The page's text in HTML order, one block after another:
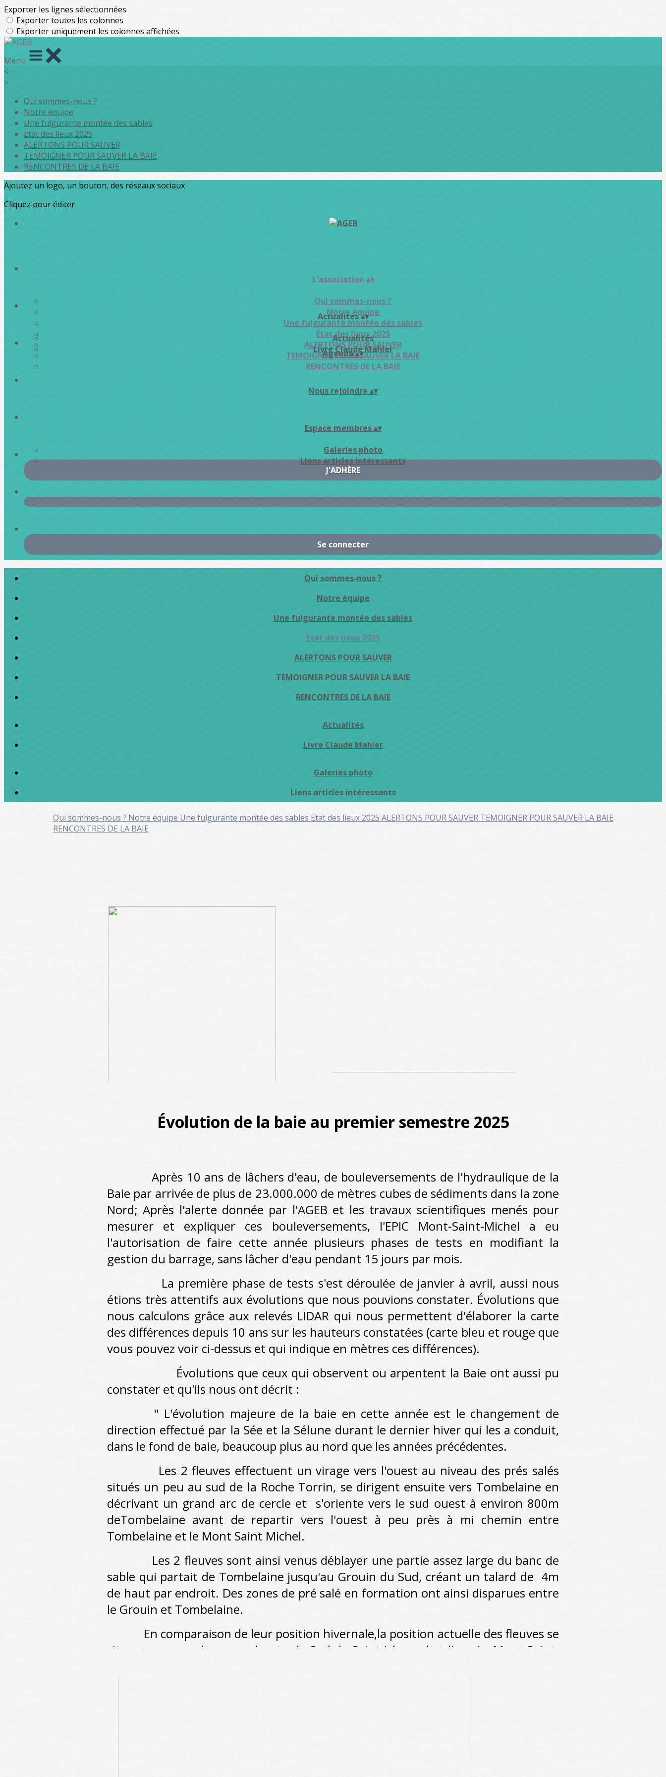
Exporter les lignes sélectionnées
Exporter toutes les colonnes
Exporter uniquement les colonnes affichées
Menu
<
>
Qui sommes-nous ?
Notre équipe
Une fulgurante montée des sables
Etat des lieux 2025
ALERTONS POUR SAUVER
TEMOIGNER POUR SAUVER LA BAIE
RENCONTRES DE LA BAIE
Ajoutez un logo, un bouton, des réseaux sociaux
Cliquez pour éditer
L'association ▴▾
Qui sommes-nous ?
Notre équipe
Une fulgurante montée des sables
Etat des lieux 2025
ALERTONS POUR SAUVER
TEMOIGNER POUR SAUVER LA BAIE
RENCONTRES DE LA BAIE
Actualités▴▾
Actualités
Livre Claude Mahler
Agenda▴▾
Nous rejoindre ▴▾
Espace membres▴▾
Galeries photo
Liens articles intéressants
J'ADHÈRE
Se connecter
Qui sommes-nous ?
Notre équipe
Une fulgurante montée des sables
Etat des lieux 2025
ALERTONS POUR SAUVER
TEMOIGNER POUR SAUVER LA BAIE
RENCONTRES DE LA BAIE
Actualités
Livre Claude Mahler
Galeries photo
Liens articles intéressants
Qui sommes-nous ? Notre équipe Une fulgurante montée des sables Etat des lieux 2025 ALERTONS POUR SAUVER TEMOIGNER POUR SAUVER LA BAIE
RENCONTRES DE LA BAIE
Évolution de la baie au premier semestre 2025
Après 10 ans de lâchers d'eau, de bouleversements de l'hydraulique de la
Baie par arrivée de plus de 23.000.000 de mètres cubes de sédiments dans la zone
Nord; Après l'alerte donnée par l'AGEB et les travaux scientifiques menés pour
mesurer et expliquer ces bouleversements, l'EPIC Mont-Saint-Michel a eu
l'autorisation de faire cette année plusieurs phases de tests en modifiant la
gestion du barrage, sans lâcher d'eau pendant 15 jours par mois.
La première phase de tests s'est déroulée de janvier à avril, aussi nous
étions très attentifs aux évolutions que nous pouvions constater. Évolutions que
nous calculons grâce aux relevés LIDAR qui nous permettent d'élaborer la carte
des différences depuis 10 ans sur les hauteurs constatées (carte bleu et rouge que
vous pouvez voir ci-dessus et qui indique en mètres ces différences).
Évolutions que ceux qui observent ou arpentent la Baie ont aussi pu
constater et qu'ils nous ont décrit :
" L'évolution majeure de la baie en cette année est le changement de
direction effectué par la Sée et la Sélune durant le dernier hiver qui les a conduit,
dans le fond de baie, beaucoup plus au nord que les années précédentes.
Les 2 fleuves effectuent un virage vers l'ouest au niveau des prés salés
situés un peu au sud de la Roche Torrin, se dirigent ensuite vers Tombelaine en
décrivant un grand arc de cercle et s'oriente vers le sud ouest à environ 800m
deTombelaine avant de repartir vers l'ouest à peu près à mi chemin entre
Tombelaine et le Mont Saint Michel.
Les 2 fleuves sont ainsi venus déblayer une partie assez large du banc de
sable qui partait de Tombelaine jusqu'au Grouin du Sud, créant un talard de 4m
de haut par endroit. Des zones de pré salé en formation ont ainsi disparues entre
le Grouin et Tombelaine.
En comparaison de leur position hivernale,la position actuelle des fleuves se
situent un peu plus au sud entre le Sud de Saint Léonard et l'axe Le Mont Saint-